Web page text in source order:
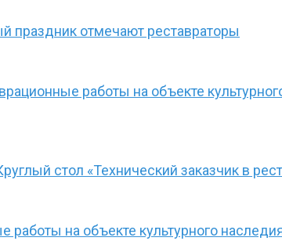
праздник отмечают реставраторы
работы на объекте
стол «Технический заказчик в
на объекте культурного